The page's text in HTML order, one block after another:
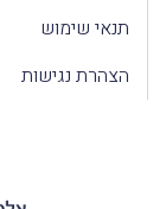
תנאי שימוש
הצהרת נגישות